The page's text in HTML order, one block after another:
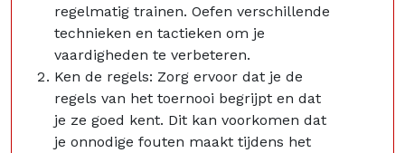
regelmatig trainen. Oefen verschillende
technieken en tactieken om je
vaardigheden te verbeteren.
Ken de regels: Zorg ervoor dat je de
regels van het toernooi begrijpt en dat
je ze goed kent. Dit kan voorkomen dat
je onnodige fouten maakt tijdens het